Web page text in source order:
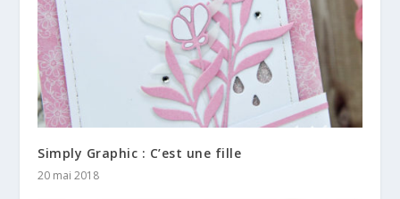
Simply Graphic : C’est une fille
20 mai 2018